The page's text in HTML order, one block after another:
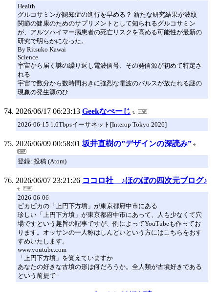
Health
グルコサミンが認知症の進行を早める？ 新たな研究結果が波紋
関節の健康のためのサプリメントとして知られるグルコサミン
が、アルツハイマー病患者の死亡リスクを高める可能性が最新の
研究で明らかになった。
By Ritsuko Kawai
Science
宇宙から届く謎の繰り返し電波信号、その発信源が初めて特定さ
れる
宇宙で数分から数時間おきに強烈な電波のパルスが放たれる謎の
現象の発生源のひ
2026/06/17 06:23:13 Geekなぺーじ
2026-06-15 1.6Tbpsイーサネット[Interop Tokyo 2026]
2026/06/09 00:58:01 坂井直樹の”デザインの深読み”
登録: 投稿 (Atom)
2026/06/07 23:21:26 ココロ社 ♪ほのぼの四次元ブログ♪
2026-06-06
ピカピカの「上円下方墳」が東京都府中市にある
珍しい「上円下方墳」が東京都府中市にあって、人も少なくて穴
場ですという趣旨の記事ですが、例によってYouTubeも作ってお
ります。オッサンの一人称はしんどいという方にはこちらをおす
すめいたします。
www.youtube.com
「上円下方墳」を覚えていますか
あなたの好きな古墳の形は何だろうか。全人類が古墳好きである
という前提で